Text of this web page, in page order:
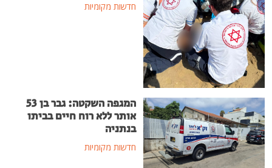
חדשות מקומיות
המגפה השקטה: גבר בן 53
אותר ללא רוח חיים בביתו
בנתניה
חדשות מקומיות